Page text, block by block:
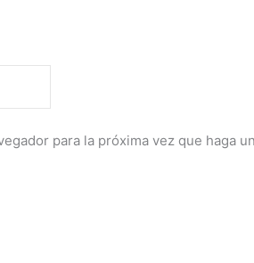
para la próxima vez que haga